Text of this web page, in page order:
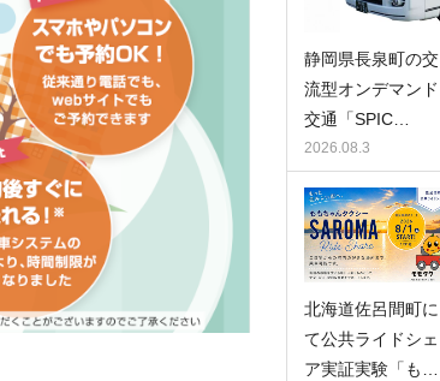
静岡県長泉町の交
流型オンデマンド
交通「SPIC…
2026.08.3
北海道佐呂間町に
て公共ライドシェ
ア実証実験「も…